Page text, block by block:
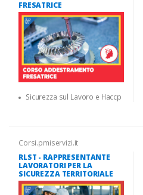
FRESATRICE
Sicurezza sul Lavoro e Haccp
Corsi.pmiservizi.it
RLST - RAPPRESENTANTE
LAVORATORI PER LA
SICUREZZA TERRITORIALE